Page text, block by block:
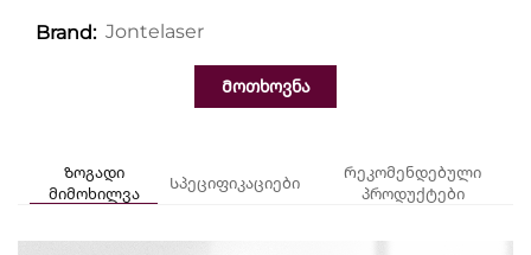
Brand: Jontelaser
Მოთხოვნა
Ზოგადი
მიმოხილვა
Სპეციფიკაციები
Რეკომენდებული
პროდუქტები